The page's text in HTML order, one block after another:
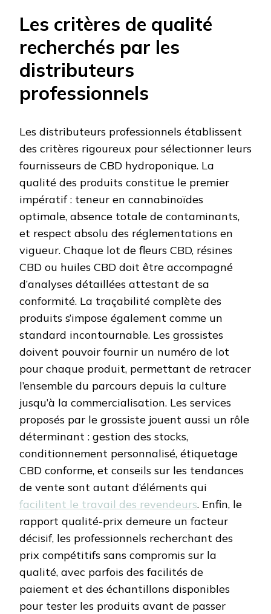
Les critères de qualité
recherchés par les
distributeurs
professionnels
Les distributeurs professionnels établissent
des critères rigoureux pour sélectionner leurs
fournisseurs de CBD hydroponique. La
qualité des produits constitue le premier
impératif : teneur en cannabinoïdes
optimale, absence totale de contaminants,
et respect absolu des réglementations en
vigueur. Chaque lot de fleurs CBD, résines
CBD ou huiles CBD doit être accompagné
d’analyses détaillées attestant de sa
conformité. La traçabilité complète des
produits s’impose également comme un
standard incontournable. Les grossistes
doivent pouvoir fournir un numéro de lot
pour chaque produit, permettant de retracer
l’ensemble du parcours depuis la culture
jusqu’à la commercialisation. Les services
proposés par le grossiste jouent aussi un rôle
déterminant : gestion des stocks,
conditionnement personnalisé, étiquetage
CBD conforme, et conseils sur les tendances
de vente sont autant d’éléments qui
facilitent le travail des revendeurs. Enfin, le
rapport qualité-prix demeure un facteur
décisif, les professionnels recherchant des
prix compétitifs sans compromis sur la
qualité, avec parfois des facilités de
paiement et des échantillons disponibles
pour tester les produits avant de passer